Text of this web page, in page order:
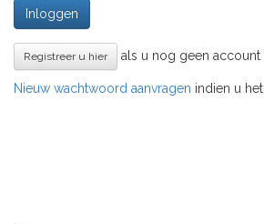
Inloggen
Registreer u hier als u nog geen account
Nieuw wachtwoord aanvragen indien u